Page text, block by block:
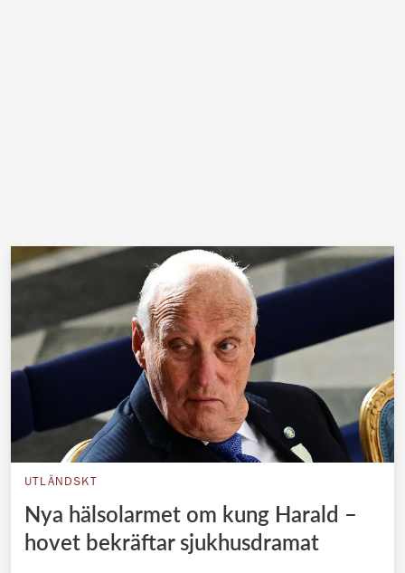
UTLÄNDSKT
Nya hälsolarmet om kung Harald –
hovet bekräftar sjukhusdramat